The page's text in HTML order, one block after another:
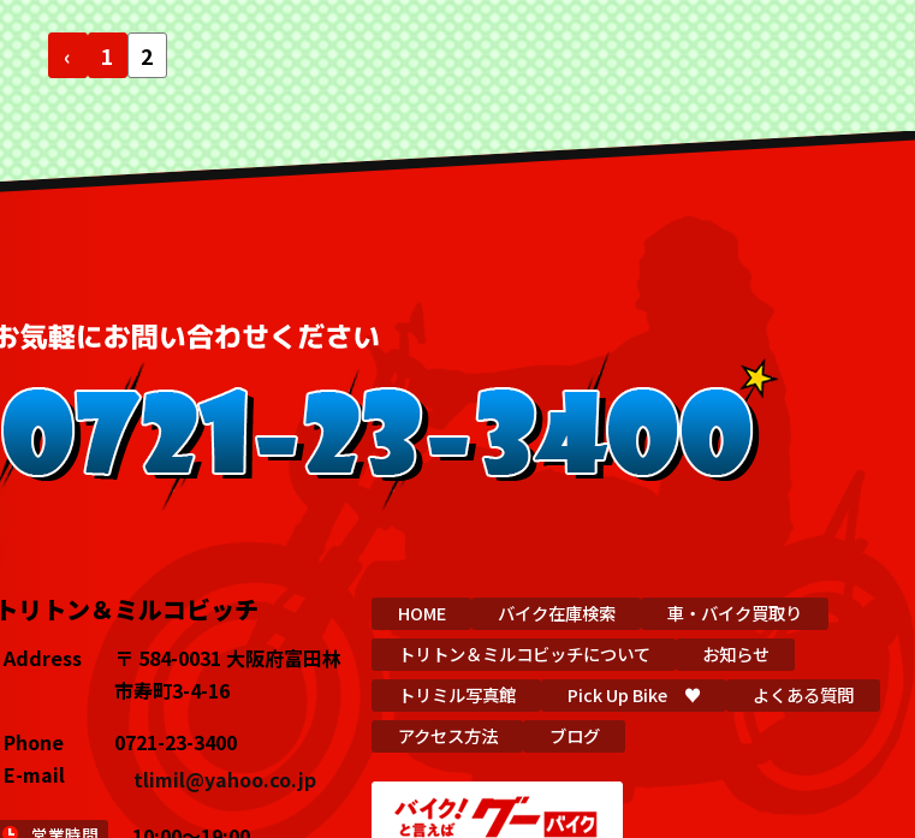
‹ 1 2
トリトン＆ミルコビッチ
Address
〒 584-0031 大阪府富田林
市寿町3-4-16
Phone
0721-23-3400
E-mail
tlimil@yahoo.co.jp
HOME バイク在庫検索
車・バイク買取り
トリトン＆ミルコビッチについて
お知らせ
トリミル写真館
Pick Up Bike ♥
よくある質問
アクセス方法
ブログ